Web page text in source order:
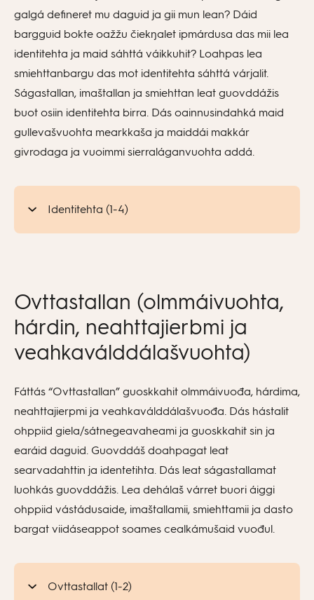
galgá defineret mu daguid ja gii mun lean? Dáid
bargguid bokte oažžu čiekŋalet ipmárdusa das mii lea
identitehta ja maid sáhttá váikkuhit? Loahpas lea
smiehttanbargu das mot identitehta sáhttá várjalit.
Ságastallan, imaštallan ja smiehttan leat guovddážis
buot osiin identitehta birra. Dás oainnusindahká maid
gullevašvuohta mearkkaša ja maiddái makkár
givrodaga ja vuoimmi sierraláganvuohta addá.
Identitehta (1-4)
Ovttastallan (olmmáivuohta,
hárdin, neahttajierbmi ja
veahkaválddálašvuohta)
Fáttás “Ovttastallan” guoskkahit olmmáivuođa, hárdima,
neahttajierpmi ja veahkaválddálašvuođa. Dás hástalit
ohppiid giela/sátnegeavaheami ja guoskkahit sin ja
earáid daguid. Guovddáš doahpagat leat
searvadahttin ja identetihta. Dás leat ságastallamat
luohkás guovddážis. Lea dehálaš várret buori áiggi
ohppiid vástádusaide, imaštallamii, smiehttamii ja dasto
bargat viidáseappot soames cealkámušaid vuođul.
Ovttastallat (1-2)